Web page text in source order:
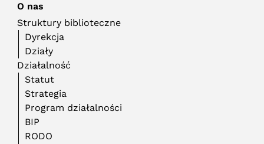
O nas
Struktury biblioteczne
Dyrekcja
Działy
Działalność
Statut
Strategia
Program działalności
BIP
RODO